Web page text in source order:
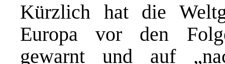
Kürzlich hat die
Europa vor den
gewarnt und auf